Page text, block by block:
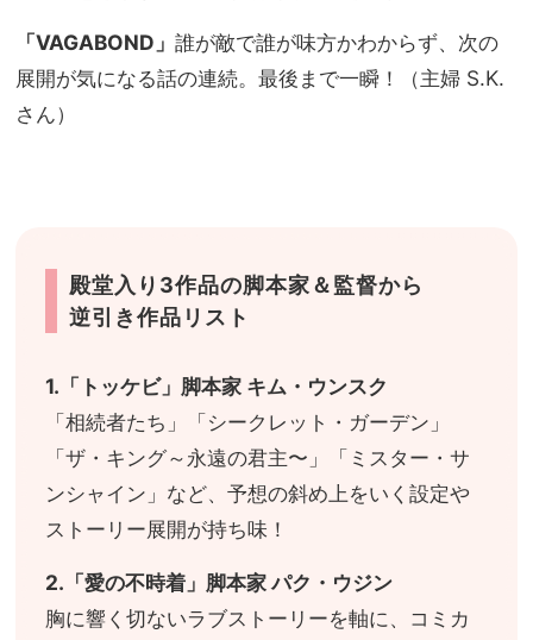
「VAGABOND」 誰が敵で誰が味方かわからず、次の
展開が気になる話の連続。最後まで一瞬！（主婦 S.K.
さん）
殿堂入り3作品の脚本家＆監督から
逆引き作品リスト
1.「トッケビ」脚本家 キム・ウンスク
「相続者たち」「シークレット・ガーデン」
「ザ・キング～永遠の君主〜」「ミスター・サ
ンシャイン」など、予想の斜め上をいく設定や
ストーリー展開が持ち味！
2.「愛の不時着」脚本家 パク・ウジン
胸に響く切ないラブストーリーを軸に、コミカ